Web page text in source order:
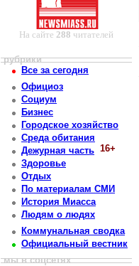
На сайте 288 читателей
рубрики
Все за сегодня
Официоз
Социум
Бизнес
Городское хозяйство
Среда обитания
Дежурная часть 16+
Здоровье
Отдых
По материалам СМИ
История Миасса
Людям о людях
Коммунальная сводка
Официальный вестник
мы в соцсетях